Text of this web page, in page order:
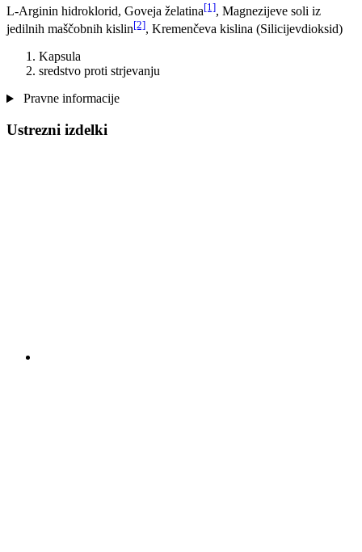
L-Arginin hidroklorid, Goveja želatina[1], Magnezijeve soli iz
jedilnih maščobnih kislin[2], Kremenčeva kislina (Silicijevdioksid)
Kapsula
sredstvo proti strjevanju
Pravne informacije
Ustrezni izdelki